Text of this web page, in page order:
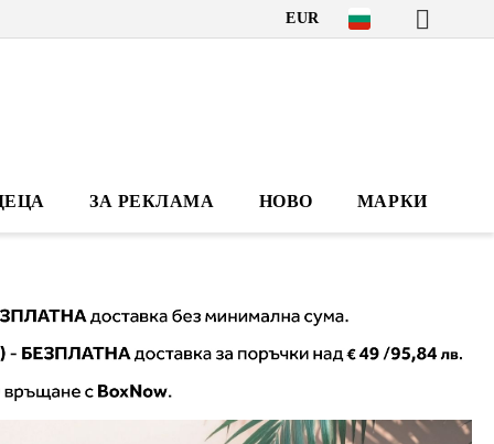
EUR
ЗА РЕКЛАМА НОВО МАРКИ